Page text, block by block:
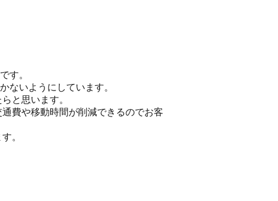
す。
ないようにしています。
と思います。
費や移動時間が削減できるのでお客
。